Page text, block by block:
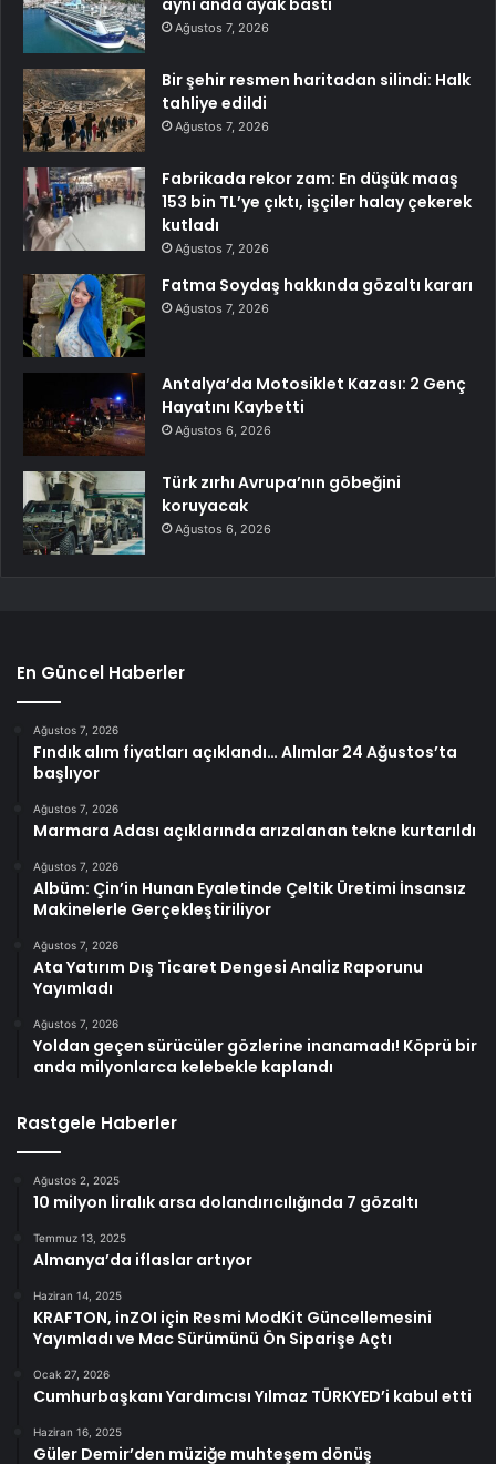
aynı anda ayak bastı
Ağustos 7, 2026
Bir şehir resmen haritadan silindi: Halk
tahliye edildi
Ağustos 7, 2026
Fabrikada rekor zam: En düşük maaş
153 bin TL’ye çıktı, işçiler halay çekerek
kutladı
Ağustos 7, 2026
Fatma Soydaş hakkında gözaltı kararı
Ağustos 7, 2026
Antalya’da Motosiklet Kazası: 2 Genç
Hayatını Kaybetti
Ağustos 6, 2026
Türk zırhı Avrupa’nın göbeğini
koruyacak
Ağustos 6, 2026
En Güncel Haberler
Ağustos 7, 2026
Fındık alım fiyatları açıklandı… Alımlar 24 Ağustos’ta
başlıyor
Ağustos 7, 2026
Marmara Adası açıklarında arızalanan tekne kurtarıldı
Ağustos 7, 2026
Albüm: Çin’in Hunan Eyaletinde Çeltik Üretimi İnsansız
Makinelerle Gerçekleştiriliyor
Ağustos 7, 2026
Ata Yatırım Dış Ticaret Dengesi Analiz Raporunu
Yayımladı
Ağustos 7, 2026
Yoldan geçen sürücüler gözlerine inanamadı! Köprü bir
anda milyonlarca kelebekle kaplandı
Rastgele Haberler
Ağustos 2, 2025
10 milyon liralık arsa dolandırıcılığında 7 gözaltı
Temmuz 13, 2025
Almanya’da iflaslar artıyor
Haziran 14, 2025
KRAFTON, inZOI için Resmi ModKit Güncellemesini
Yayımladı ve Mac Sürümünü Ön Siparişe Açtı
Ocak 27, 2026
Cumhurbaşkanı Yardımcısı Yılmaz TÜRKYED’i kabul etti
Haziran 16, 2025
Güler Demir’den müziğe muhteşem dönüş